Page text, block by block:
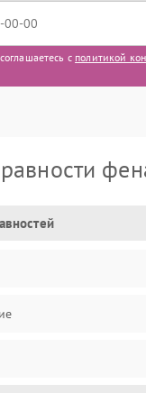
с политикой